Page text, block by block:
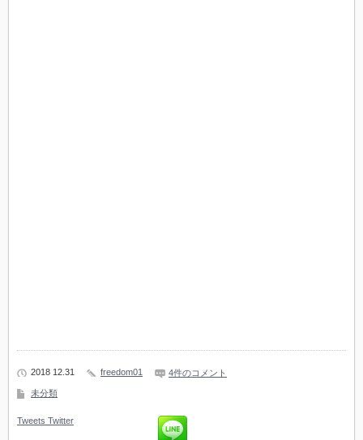
2018 12.31 freedom01 4件のコメント
未分類
Tweets Twitter